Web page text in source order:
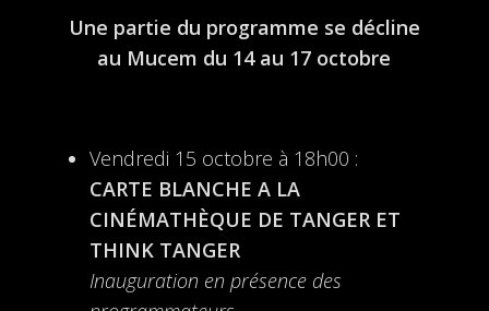
Une partie du programme se décline
au Mucem du 14 au 17 octobre
Vendredi 15 octobre à 18h00 :
CARTE BLANCHE A LA
CINÉMATHÈQUE DE TANGER ET
THINK TANGER
Inauguration en présence des